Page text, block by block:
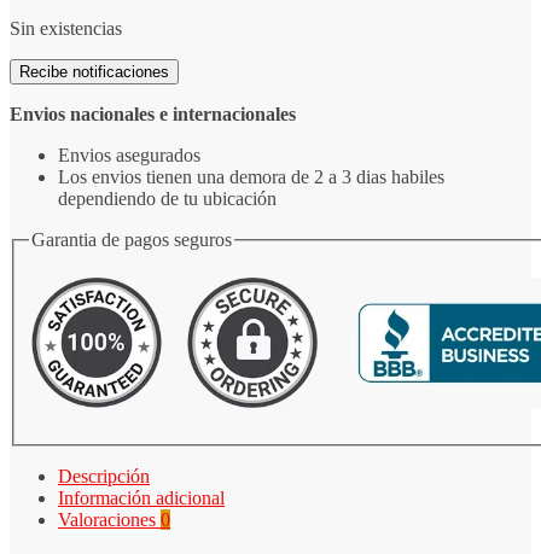
Sin existencias
Recibe notificaciones
Envios nacionales e internacionales
Envios asegurados
Los envios tienen una demora de 2 a 3 dias habiles
dependiendo de tu ubicación
Garantia de pagos seguros
Descripción
Información adicional
Valoraciones 0